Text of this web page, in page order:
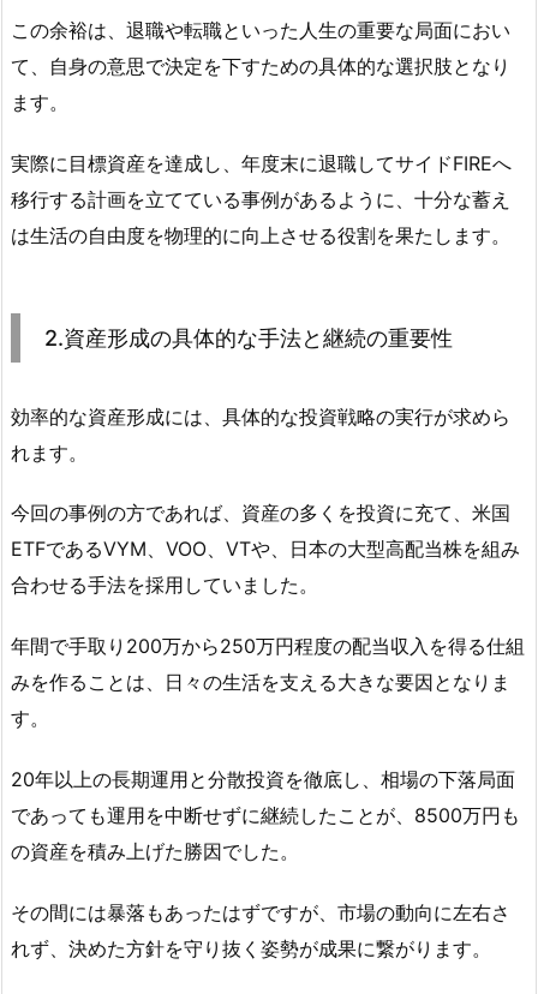
この余裕は、退職や転職といった人生の重要な局面におい
て、自身の意思で決定を下すための具体的な選択肢となり
ます。
実際に目標資産を達成し、年度末に退職してサイドFIREへ
移行する計画を立てている事例があるように、十分な蓄え
は生活の自由度を物理的に向上させる役割を果たします。
2.資産形成の具体的な手法と継続の重要性
効率的な資産形成には、具体的な投資戦略の実行が求めら
れます。
今回の事例の方であれば、資産の多くを投資に充て、米国
ETFであるVYM、VOO、VTや、日本の大型高配当株を組み
合わせる手法を採用していました。
年間で手取り200万から250万円程度の配当収入を得る仕組
みを作ることは、日々の生活を支える大きな要因となりま
す。
20年以上の長期運用と分散投資を徹底し、相場の下落局面
であっても運用を中断せずに継続したことが、8500万円も
の資産を積み上げた勝因でした。
その間には暴落もあったはずですが、市場の動向に左右さ
れず、決めた方針を守り抜く姿勢が成果に繋がります。